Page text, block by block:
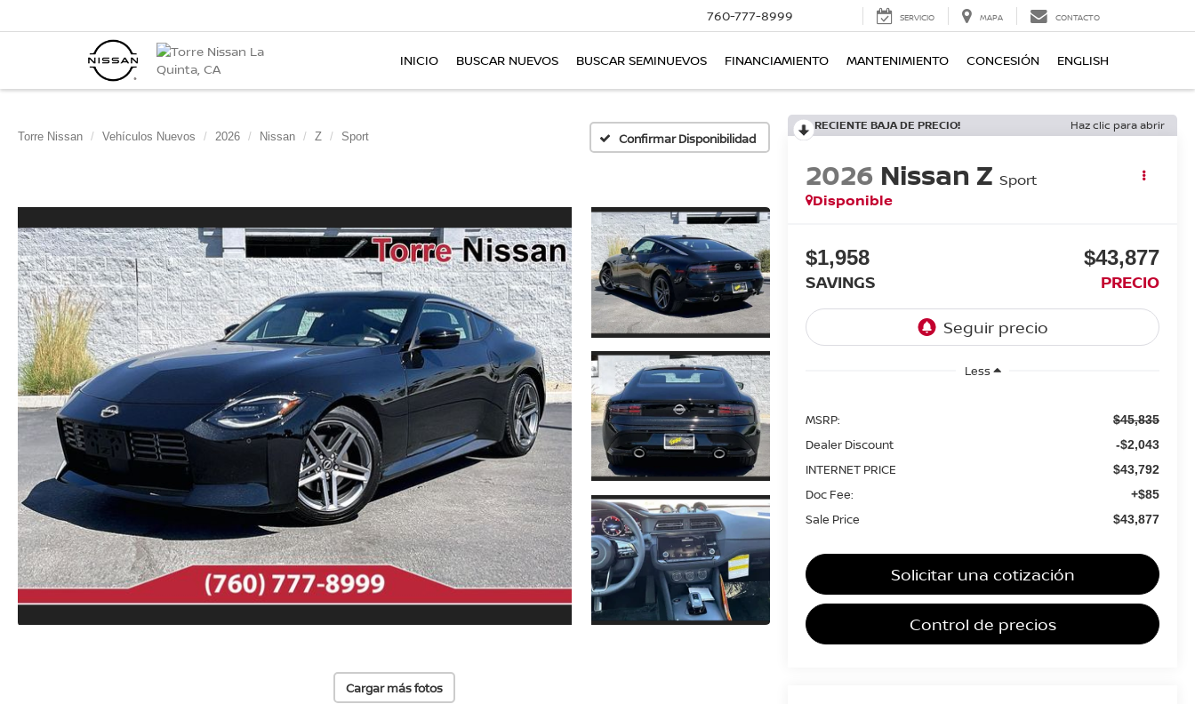
760-777-8999 SERVICIO MAPA CONTACTO
INICIO BUSCAR NUEVOS BUSCAR SEMINUEVOS FINANCIAMIENTO MANTENIMIENTO CONCESIÓN ENGLISH
Torre Nissan Vehículos Nuevos 2026 Nissan Z Sport Confirmar Disponibilidad
Cargar más fotos
RECIENTE BAJA DE PRECIO! Haz clic para abrir
2026 Nissan Z Sport
Disponible
$1,958
SAVINGS
$43,877
PRECIO
Less
MSRP: $45,835
Dealer Discount -$2,043
INTERNET PRICE $43,792
Doc Fee: +$85
Sale Price $43,877
Solicitar una cotización
Control de precios